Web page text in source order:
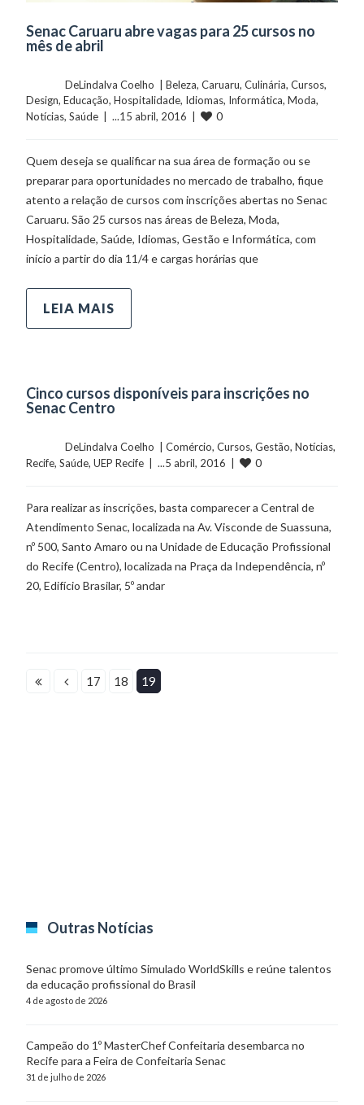
Senac Caruaru abre vagas para 25 cursos no
mês de abril
	    	DeLindalva Coelho  |
Beleza, Caruaru, Culinária, Cursos
Design, Educação, Hospitalidade, Idiomas, Informática, Moda
Notícias, Saúde
  |  ...15 abril, 2016  |
0
Quem deseja se qualificar na sua área de formação ou se
preparar para oportunidades no mercado de trabalho, fique
atento a relação de cursos com inscrições abertas no Senac
Caruaru. São 25 cursos nas áreas de Beleza, Moda,
Hospitalidade, Saúde, Idiomas, Gestão e Informática, com
início a partir do dia 11/4 e cargas horárias que
LEIA MAIS
Cinco cursos disponíveis para inscrições no
Senac Centro
	    	DeLindalva Coelho  |
Comércio, Cursos, Gestão, Notícias
Recife, Saúde, UEP Recife
  |  ...5 abril, 2016  |
0
Para realizar as inscrições, basta comparecer a Central de
Atendimento Senac, localizada na Av. Visconde de Suassuna,
nº 500, Santo Amaro ou na Unidade de Educação Profissional
do Recife (Centro), localizada na Praça da Independência, nº
20, Edifício Brasilar, 5º andar
17 18 19
Outras Notícias
Senac promove último Simulado WorldSkills e reúne talentos
da educação profissional do Brasil
4 de agosto de 2026
Campeão do 1º MasterChef Confeitaria desembarca no
Recife para a Feira de Confeitaria Senac
31 de julho de 2026